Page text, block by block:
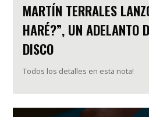
MARTÍN TERRALES
HARÉ?”, UN ADELANTO
DISCO
Todos los detalles en esta nota!